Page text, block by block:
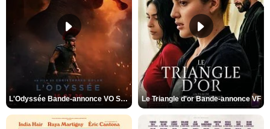
L'Odyssée Bande-annonce VO STFR Le Triangle d'or Bande-annonce VF